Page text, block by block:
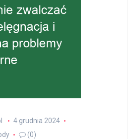
4 grudnia 2024
(0)